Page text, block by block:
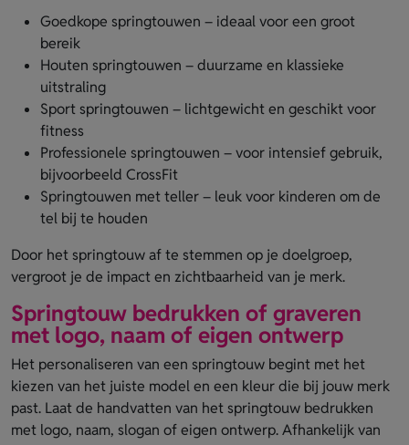
Goedkope springtouwen – ideaal voor een groot
bereik
Houten springtouwen – duurzame en klassieke
uitstraling
Sport springtouwen – lichtgewicht en geschikt voor
fitness
Professionele springtouwen – voor intensief gebruik,
bijvoorbeeld CrossFit
Springtouwen met teller – leuk voor kinderen om de
tel bij te houden
Door het springtouw af te stemmen op je doelgroep,
vergroot je de impact en zichtbaarheid van je merk.
Springtouw bedrukken of graveren
met logo, naam of eigen ontwerp
Het personaliseren van een springtouw begint met het
kiezen van het juiste model en een kleur die bij jouw merk
past. Laat de handvatten van het springtouw bedrukken
met logo, naam, slogan of eigen ontwerp. Afhankelijk van